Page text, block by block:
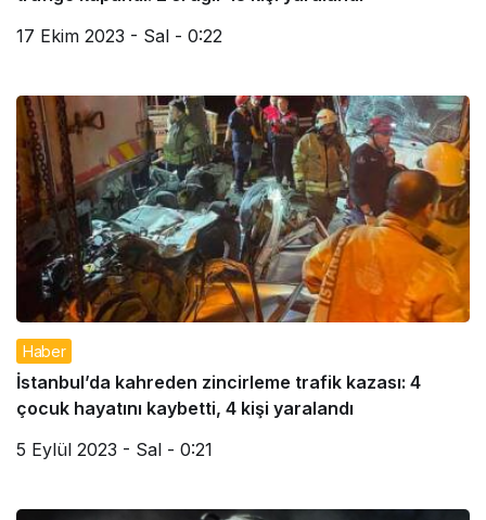
17 Ekim 2023 - Sal - 0:22
Haber
İstanbul’da kahreden zincirleme trafik kazası: 4
çocuk hayatını kaybetti, 4 kişi yaralandı
5 Eylül 2023 - Sal - 0:21